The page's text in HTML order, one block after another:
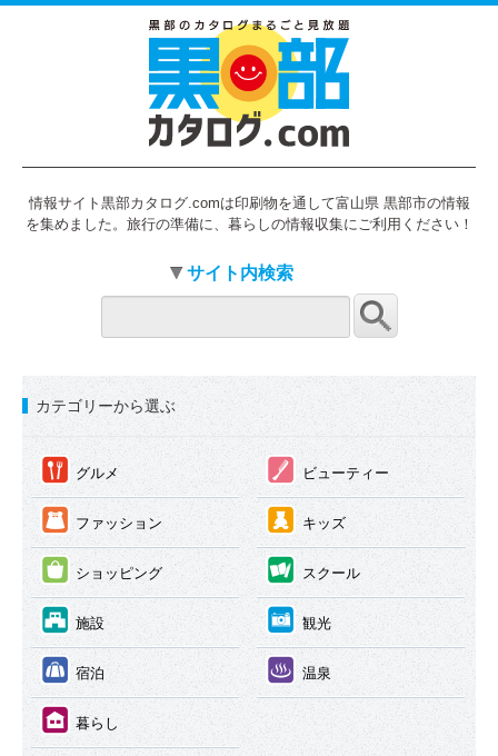
情報サイト黒部カタログ.comは印刷物を通して富山県 黒部市の情報
を集めました。旅行の準備に、暮らしの情報収集にご利用ください！
サイト内検索
カテゴリーから選ぶ
① グルメ ② ビューティー
③ ファッション ④ キッズ
⑤ ショッピング ⑥ スクール
⑦ 施設 ⑧ 観光
⑨ 宿泊 ⑩ 温泉
⑪ 暮らし